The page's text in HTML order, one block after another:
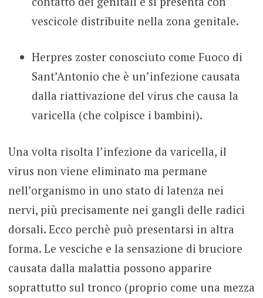
vescicole distribuite nella zona genitale.
Herpres zoster conosciuto come Fuoco di
Sant’Antonio che è un’infezione causata
dalla riattivazione del virus che causa la
varicella (che colpisce i bambini).
Una volta risolta l’infezione da varicella, il
virus non viene eliminato ma permane
nell’organismo in uno stato di latenza nei
nervi, più precisamente nei gangli delle radici
dorsali. Ecco perchè può presentarsi in altra
forma. Le vesciche e la sensazione di bruciore
causata dalla malattia possono apparire
soprattutto sul tronco (proprio come una mezza